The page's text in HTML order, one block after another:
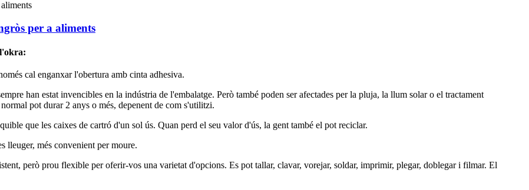
per a aliments
cal enganxar l'obertura amb cinta adhesiva.
han estat invencibles en la indústria de l'embalatge. Però també poden ser afectades per la pluja, la llum solar o el tractament
pot durar 2 anys o més, depenent de com s'utilitzi.
que les caixes de cartró d'un sol ús. Quan perd el seu valor d'ús, la gent també el pot reciclar.
lleuger, més convenient per moure.
però prou flexible per oferir-vos una varietat d'opcions. Es pot tallar, clavar, vorejar, soldar, imprimir, plegar, doblegar i filmar. El